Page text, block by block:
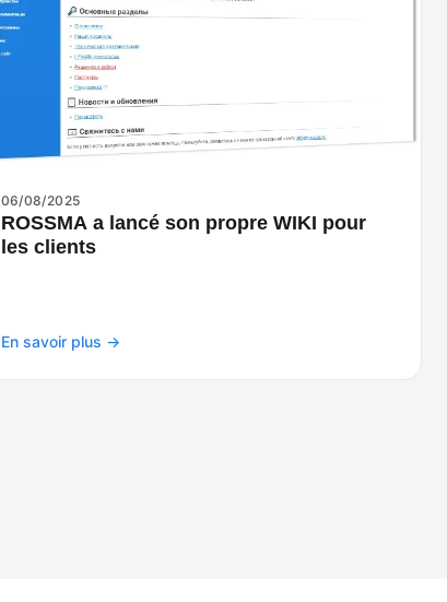
06/08/2025
ROSSMA a lancé son propre WIKI pour
les clients
En savoir plus →